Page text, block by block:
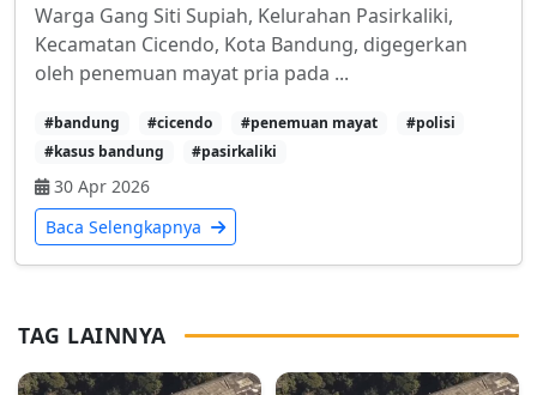
Warga Gang Siti Supiah, Kelurahan Pasirkaliki,
Kecamatan Cicendo, Kota Bandung, digegerkan
oleh penemuan mayat pria pada ...
#bandung #cicendo #penemuan mayat
#polisi
#kasus bandung
#pasirkaliki
30 Apr 2026
Baca Selengkapnya
TAG LAINNYA